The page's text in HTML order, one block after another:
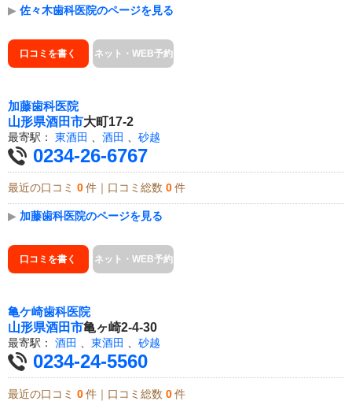
▶ 佐々木歯科医院のページを見る
口コミを書く ネット・WEB予約
加藤歯科医院
山形県酒田市大町17-2
最寄駅： 東酒田 酒田 砂越
0234-26-6767
最近の口コミ 0 件｜口コミ総数 0 件
▶ 加藤歯科医院のページを見る
口コミを書く ネット・WEB予約
亀ケ崎歯科医院
山形県酒田市亀ヶ崎2-4-30
最寄駅： 酒田 、 東酒田 、 砂越
0234-24-5560
最近の口コミ 0 件｜口コミ総数 0 件